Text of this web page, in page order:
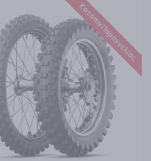
Κατόπιν Παραγγελίας